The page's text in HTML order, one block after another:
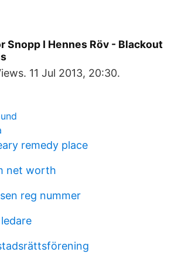
Snopp I Hennes Röv - Blackout
11 Jul 2013, 20:30.
remedy place
net worth
reg nummer